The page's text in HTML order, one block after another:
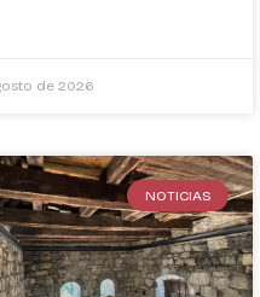
de 2026
NOTICIAS